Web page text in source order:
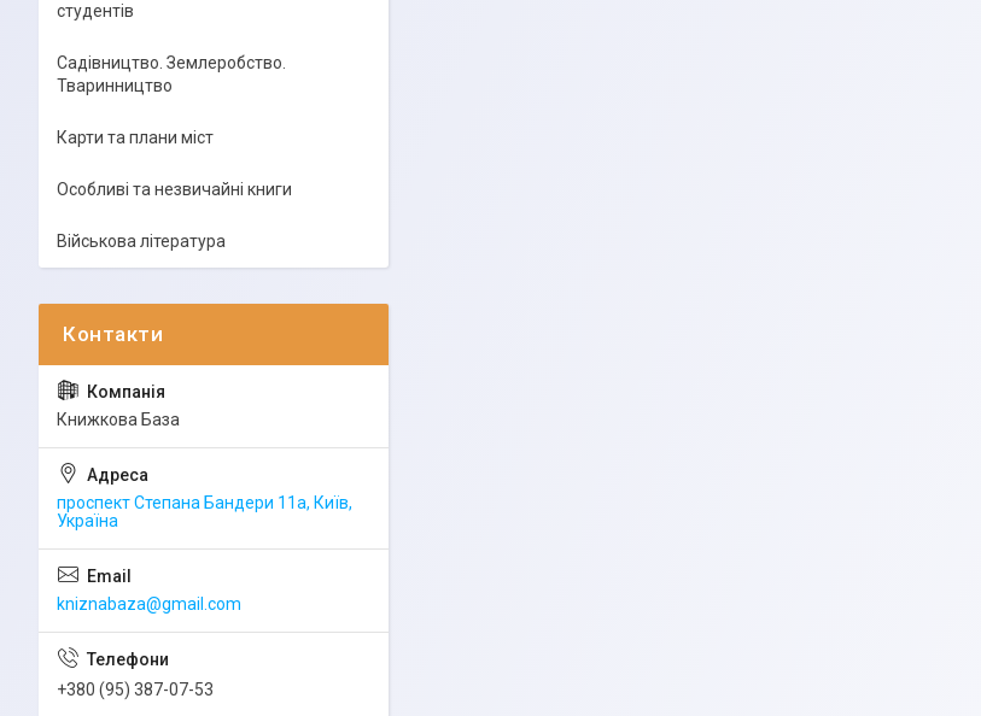
студентів
Садівництво. Землеробство.
Тваринництво
Карти та плани міст
Особливі та незвичайні книги
Військова література
Книжкова База
проспект Степана Бандери 11а, Київ,
Україна
kniznabaza@gmail.com
+380 (95) 387-07-53